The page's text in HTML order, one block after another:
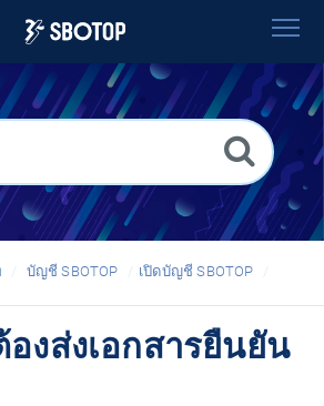
พจ
ธานศัพท์
บัญชี SBOTOP เปิดบัญชี SBOTOP
งส่งเอกสารยืนยัน